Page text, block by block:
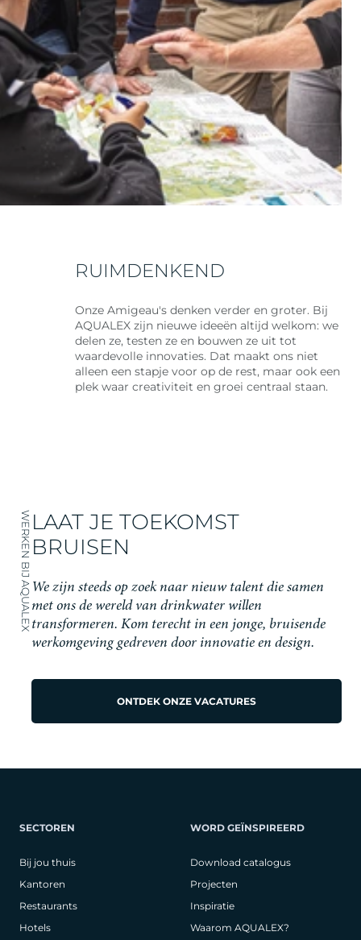
RUIMDENKEND
Onze Amigeau's denken verder en groter. Bij
AQUALEX zijn nieuwe ideeën altijd welkom: we
delen ze, testen ze en bouwen ze uit tot
waardevolle innovaties. Dat maakt ons niet
alleen een stapje voor op de rest, maar ook een
plek waar creativiteit en groei centraal staan.
WERKEN BIJ AQUALEXLAAT JE TOEKOMST
BRUISEN
We zijn steeds op zoek naar nieuw talent die samen
met ons de wereld van drinkwater willen
transformeren. Kom terecht in een jonge, bruisende
werkomgeving gedreven door innovatie en design.
ONTDEK ONZE VACATURES
SECTOREN
Bij jou thuis
Kantoren
Restaurants
Hotels
WORD GEÏNSPIREERD
Download catalogus
Projecten
Inspiratie
Waarom AQUALEX?